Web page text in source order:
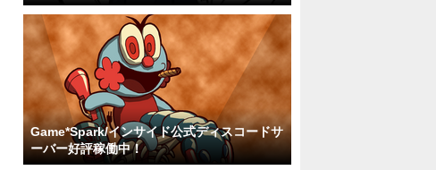
Game*Spark/インサイド公式ディスコードサ
ーバー好評稼働中！